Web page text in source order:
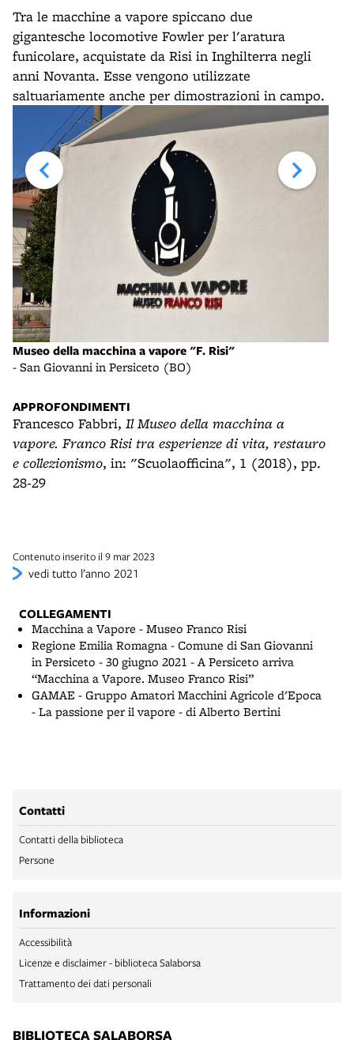
Tra le macchine a vapore spiccano due
gigantesche locomotive Fowler per l'aratura
funicolare, acquistate da Risi in Inghilterra negli
anni Novanta. Esse vengono utilizzate
saltuariamente anche per dimostrazioni in campo.
Museo della macchina a vapore "F. Risi"
- San Giovanni in Persiceto (BO)
APPROFONDIMENTI
Francesco Fabbri, Il Museo della macchina a
vapore. Franco Risi tra esperienze di vita, restauro
e collezionismo, in: "Scuolaofficina", 1 (2018), pp.
28-29
Contenuto inserito il 9 mar 2023
vedi tutto l’anno 2021
COLLEGAMENTI
Macchina a Vapore - Museo Franco Risi
Regione Emilia Romagna - Comune di San Giovanni
in Persiceto - 30 giugno 2021 - A Persiceto arriva
“Macchina a Vapore. Museo Franco Risi”
GAMAE - Gruppo Amatori Macchini Agricole d'Epoca
- La passione per il vapore - di Alberto Bertini
Contatti
Contatti della biblioteca
Persone
Informazioni
Accessibilità
Licenze e disclaimer - biblioteca Salaborsa
Trattamento dei dati personali
BIBLIOTECA SALABORSA